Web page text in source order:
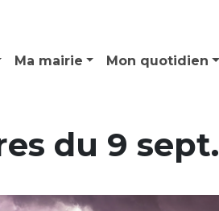
Ma mairie Mon quotidien
du 9 sept.